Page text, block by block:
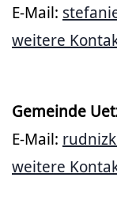
E-Mail:
weitere
Gemeinde
E-Mail:
weitere